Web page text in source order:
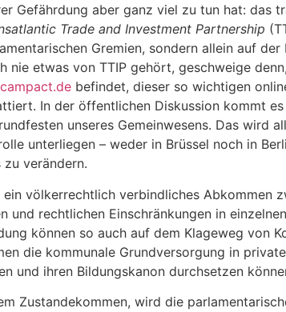
Gefährdung aber ganz viel zu tun hat: das
Trade and Investment Partnership
Gremien, sondern allein auf
etwas von TTIP gehört, geschweige
befindet, dieser so wichtigen
In der öffentlichen Diskussion kommt
unseres Gemeinwesens. Das
unterliegen – weder in Brüssel noch in
verändern.
völkerrechtlich verbindliches Abkommen
rechtlichen Einschränkungen in
können so auch auf dem Klageweg von
die kommunale Grundversorgung in
und ihren Bildungskanon durchsetzen
Zustandekommen, wird die